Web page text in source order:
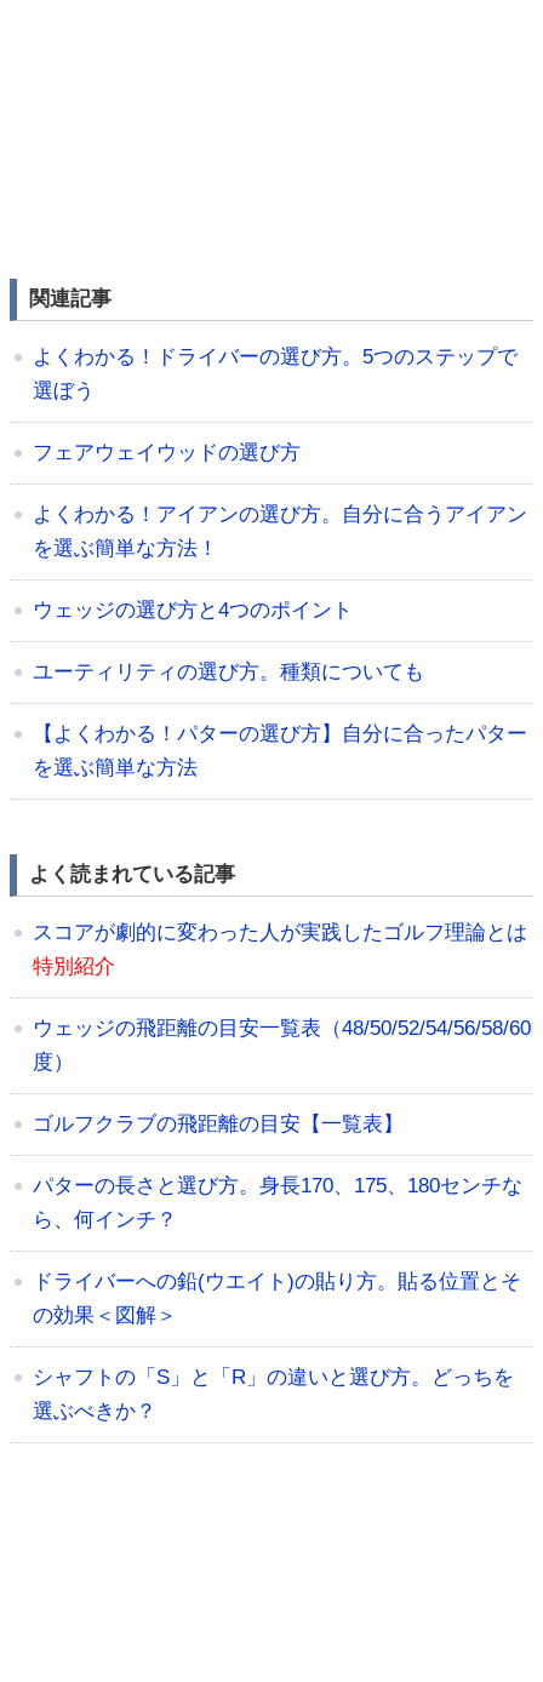
関連記事
よくわかる！ドライバーの選び方。5つのステップで
選ぼう
フェアウェイウッドの選び方
よくわかる！アイアンの選び方。自分に合うアイアン
を選ぶ簡単な方法！
ウェッジの選び方と4つのポイント
ユーティリティの選び方。種類についても
【よくわかる！パターの選び方】自分に合ったパター
を選ぶ簡単な方法
よく読まれている記事
スコアが劇的に変わった人が実践したゴルフ理論とは
特別紹介
ウェッジの飛距離の目安一覧表（48/50/52/54/56/58/60
度）
ゴルフクラブの飛距離の目安【一覧表】
パターの長さと選び方。身長170、175、180センチな
ら、何インチ？
ドライバーへの鉛(ウエイト)の貼り方。貼る位置とそ
の効果＜図解＞
シャフトの「S」と「R」の違いと選び方。どっちを
選ぶべきか？